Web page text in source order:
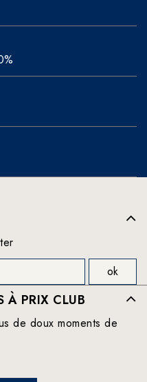
À PRIX CLUB
de doux moments de